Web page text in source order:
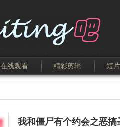
在线观看 精彩剪辑 短片
我和僵尸有个约会之恶搞